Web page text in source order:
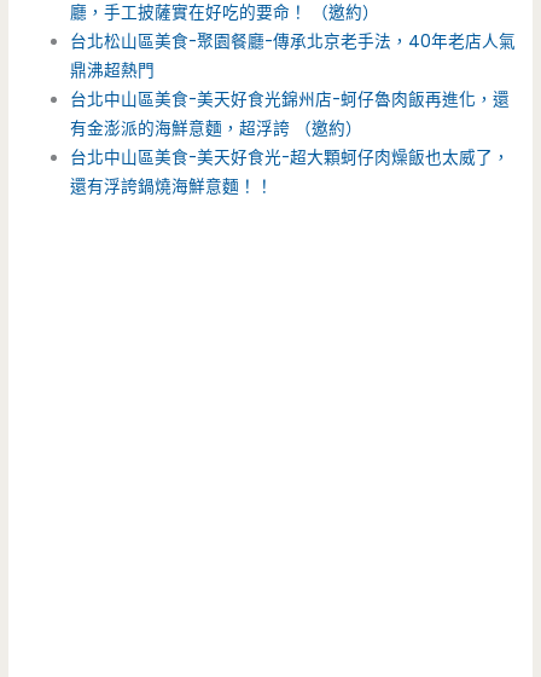
廳，手工披薩實在好吃的要命！ （邀約）
台北松山區美食-聚園餐廳-傳承北京老手法，40年老店人氣
鼎沸超熱門
台北中山區美食-美天好食光錦州店-蚵仔魯肉飯再進化，還
有金澎派的海鮮意麵，超浮誇 （邀約）
台北中山區美食-美天好食光-超大顆蚵仔肉燥飯也太威了，
還有浮誇鍋燒海鮮意麵！！